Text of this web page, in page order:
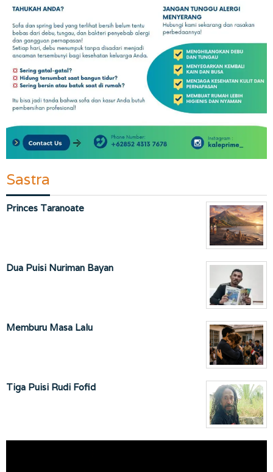
Sastra
Princes Taranoate
Dua Puisi Nuriman Bayan
Memburu Masa Lalu
Tiga Puisi Rudi Fofid